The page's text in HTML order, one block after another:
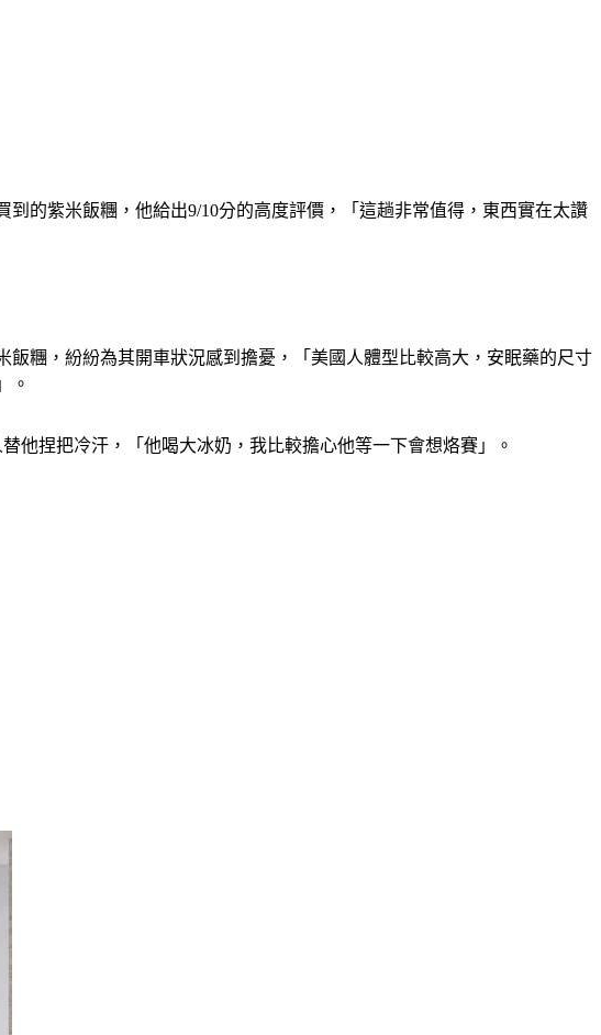
的紫米飯糰，他給出9/10分的高度評價，「這趟非常值得，東西實在太讚
糰，紛紛為其開車狀況感到擔憂，「美國人體型比較高大，安眠藥的尺寸
。
他捏把冷汗，「他喝大冰奶，我比較擔心他等一下會想烙賽」。